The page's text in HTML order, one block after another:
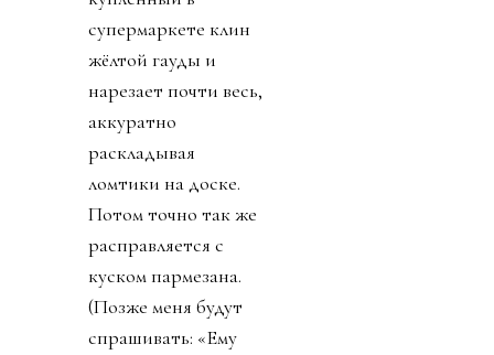
супермаркете клин
жёлтой гауды и
нарезает почти весь,
аккуратно
раскладывая
ломтики на доске.
Потом точно так же
расправляется с
куском пармезана.
(Позже меня будут
спрашивать: «Ему